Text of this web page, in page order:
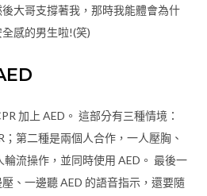
大哥支撐著我，那時我能體會為什
感的男生啦!(笑)
加上 AED。 這部分有三種情境：
第二種是兩個人合作，一人壓胸、
流操作，並同時使用 AED。 最後一
、一邊聽 AED 的語音指示，還要隨